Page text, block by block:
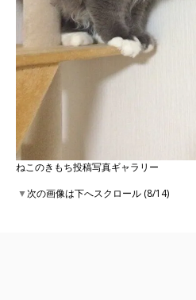
ねこのきもち投稿写真ギャラリー
▼次の画像は下へスクロール (8/14)